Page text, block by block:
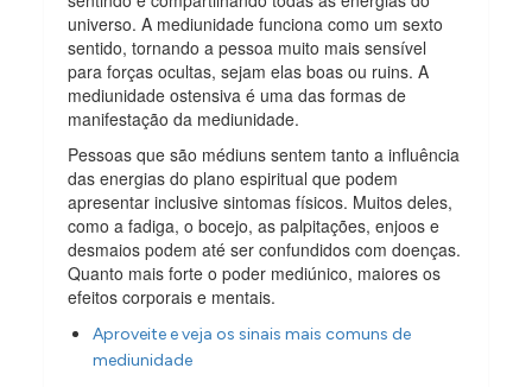
universo. A mediunidade funciona como um sexto
sentido, tornando a pessoa muito mais sensível
para forças ocultas, sejam elas boas ou ruins. A
mediunidade ostensiva é uma das formas de
manifestação da mediunidade.
Pessoas que são médiuns sentem tanto a influência
das energias do plano espiritual que podem
apresentar inclusive sintomas físicos. Muitos deles,
como a fadiga, o bocejo, as palpitações, enjoos e
desmaios podem até ser confundidos com doenças.
Quanto mais forte o poder mediúnico, maiores os
efeitos corporais e mentais.
Aproveite e veja os sinais mais comuns de
mediunidade